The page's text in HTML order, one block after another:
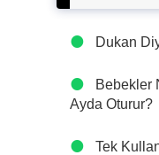
Dukan
Bebekler
Ayda Oturur?
Tek